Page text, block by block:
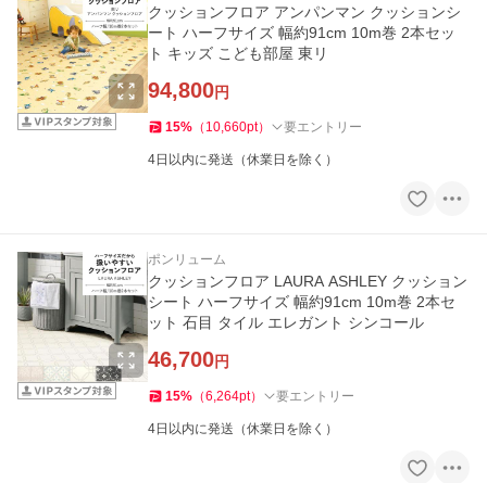
クッションフロア アンパンマン クッションシ
ート ハーフサイズ 幅約91cm 10m巻 2本セッ
ト キッズ こども部屋 東リ
94,800円
15% （ 10,660pt） 要エントリー
4日以内に発送（休業日を除く）
ポンリューム
クッションフロア LAURA ASHLEY クッション
シート ハーフサイズ 幅約91cm 10m巻 2本セ
ット 石目 タイル エレガント シンコール
46,700円
15% （6,264pt） 要エントリー
4日以内に発送（休業日を除く）